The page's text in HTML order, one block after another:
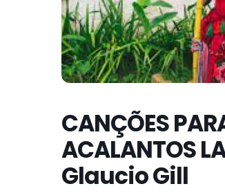
CANÇÕES
ACALANTOS
Glaucio Gill